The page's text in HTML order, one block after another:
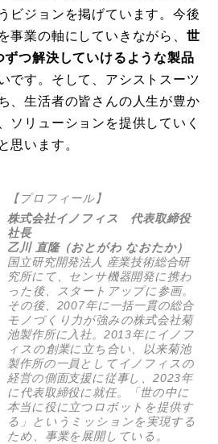
ビジョンを掲げています。今後
事業の軸にしていきながら、 世
つ解決していけるような製品
です。そして、アシストスーツ
、生活者の皆さんの人生が豊か
ソリューションを提供していく
思います。
【プロフィール】
株式会社イノフィス 代表取締役
社長
乙川 直隆（おとがわ なおたか）
国立研究開発法人 産業技術総合研
究所にて、センサ機器開発に携わ
った後、スタートアップに参画。
その後、2007年に一括一貫の総合
モノづくり力が強みの株式会社菊
池製作所に入社。2013年にイノフ
ィスの創業に立ち合い、以来菊池
製作所の一員としてイノフィスの
経営の側面支援に従事し、2023年
に代表取締役に就任。「世の中に
本当に役に立つロボットを提供す
る」というミッションを実現する
ため、事業を展開している。